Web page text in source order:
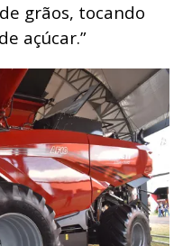
grãos, tocando
açúcar.”